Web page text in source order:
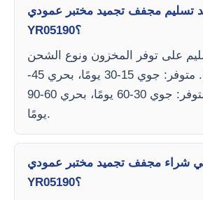
تسليم مجفف تجميد مختبر عمودي
YR05190؟
على توفر المخزون ونوع الشحن
(جوي أو بحري). متوفر: جوي 15-30 يومًا، بحري 45-
60 يومًا. غير متوفر: جوي 30-60 يومًا، بحري 60-90
يومًا.
شراء مجفف تجميد مختبر عمودي
YR05190؟